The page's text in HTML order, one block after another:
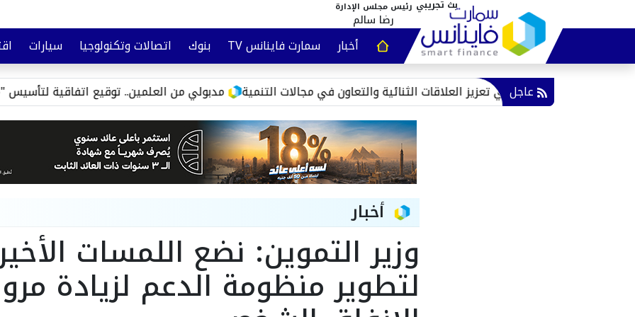
رئيس مجلس الإدارة
رضا سالم
أخبار
سمارت فاينانس TV بنوك اتصالات وتكنولوجيا سيارات
عقارات وتأمين
وعي مالي عاجل مدبولي من العلمين.. توقيع اتفاقية لتأسيس "مواصلات مدن التشادي تعزيز العلاقات الثنائية والتعاون في مجالات التنمية
أخبار
وزير التموين: نضع اللمسات
لتطوير منظومة الدعم لزيادة